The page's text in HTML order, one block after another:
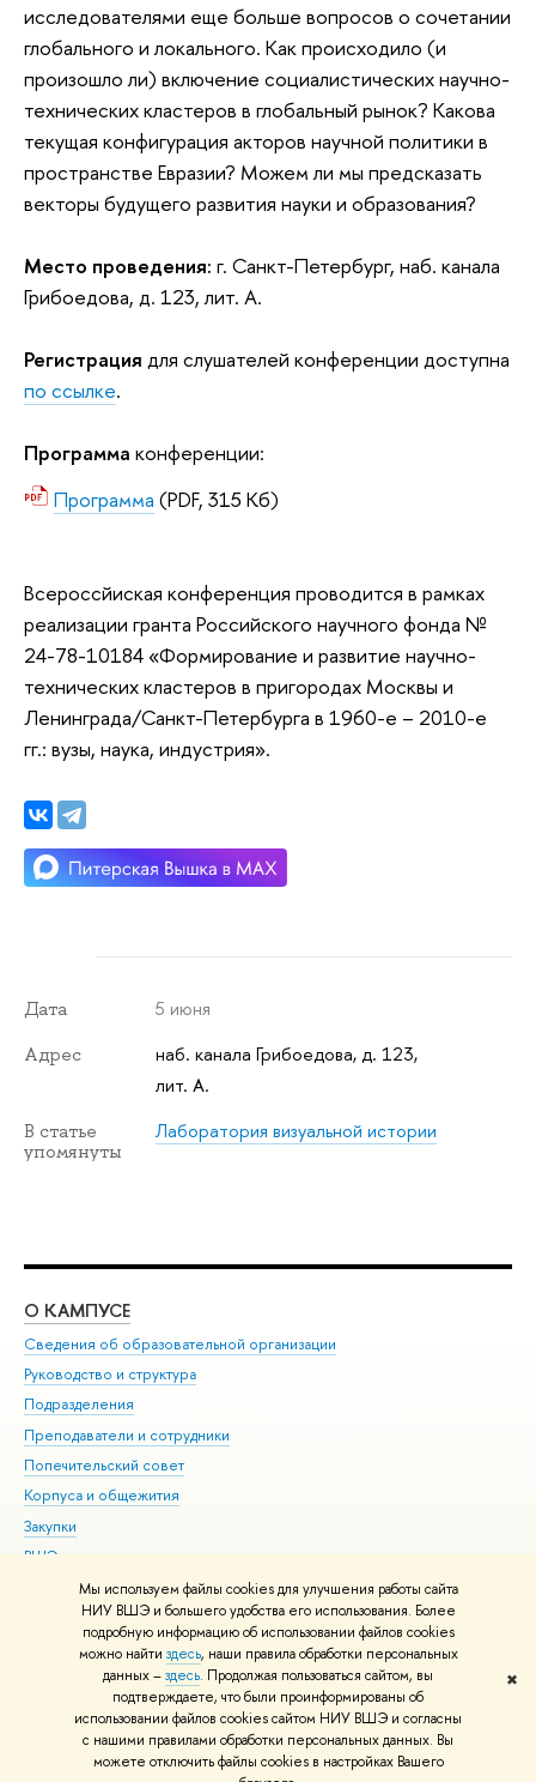
Мы используем файлы cookies для улучшения работы сайта
НИУ ВШЭ и большего удобства его использования. Более
подробную информацию об использовании файлов cookies
можно найти здесь, наши правила обработки персональных
данных –здесь. Продолжая пользоваться сайтом, вы
подтверждаете, что были проинформированы об
использовании файлов cookies сайтом НИУ ВШЭ и согласны
с нашими правилами обработки персональных данных. Вы
можете отключить файлы cookies в настройках Вашего
✖
исследователями еще больше вопросов о сочетании
глобального и локального. Как происходило (и
произошло ли) включение социалистических научно-
технических кластеров в глобальный рынок? Какова
текущая конфигурация акторов научной политики в
пространстве Евразии? Можем ли мы предсказать
векторы будущего развития науки и образования?
Место проведения: г. Санкт-Петербург, наб. канала
Грибоедова, д. 123, лит. А.
Регистрация для слушателей конференции доступна
по ссылке.
Программа конференции:
Программа (PDF, 315 Кб)
Всероссйиская конференция проводится в рамках
реализации гранта Российского научного фонда №
24-78-10184 «Формирование и развитие научно-
технических кластеров в пригородах Москвы и
Ленинграда/Санкт-Петербурга в 1960-е – 2010-е
гг.: вузы, наука, индустрия».
Дата 5 июня
Адрес
наб. канала Грибоедова, д. 123,
лит. А.
В статье
упомянуты
Лаборатория визуальной истории
О КАМПУСЕ
Сведения об образовательной организации
Руководство и структура
Подразделения
Преподаватели и сотрудники
Попечительский совет
Корпуса и общежития
Закупки
ВШЭ для студентов с ограниченными возможностями
здоровья и инвалидностью
Версия для слабовидящих
Единая платежная страница
© НИУ ВШЭ 1993–2026 Адреса и контакты Условия использования
материалов Политика конфиденциальности Карта сайта
Шрифты HSE Sans и HSE Slab разработаны вШколе дизайна НИУ ВШЭ